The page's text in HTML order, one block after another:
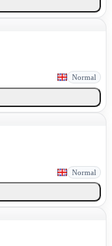
Normal
Normal